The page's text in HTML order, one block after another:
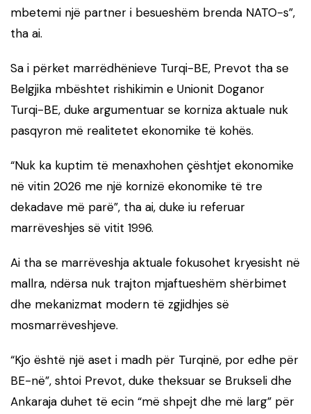
mbetemi një partner i besueshëm brenda NATO-s”,
tha ai.
Sa i përket marrëdhënieve Turqi-BE, Prevot tha se
Belgjika mbështet rishikimin e Unionit Doganor
Turqi-BE, duke argumentuar se korniza aktuale nuk
pasqyron më realitetet ekonomike të kohës.
“Nuk ka kuptim të menaxhohen çështjet ekonomike
në vitin 2026 me një kornizë ekonomike të tre
dekadave më parë”, tha ai, duke iu referuar
marrëveshjes së vitit 1996.
Ai tha se marrëveshja aktuale fokusohet kryesisht në
mallra, ndërsa nuk trajton mjaftueshëm shërbimet
dhe mekanizmat modern të zgjidhjes së
mosmarrëveshjeve.
“Kjo është një aset i madh për Turqinë, por edhe për
BE-në”, shtoi Prevot, duke theksuar se Brukseli dhe
Ankaraja duhet të ecin “më shpejt dhe më larg” për